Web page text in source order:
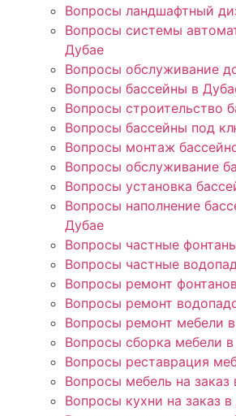
Вопросы ландшафтный
Вопросы системы
Дубае
Вопросы обслуживание
Вопросы бассейны в
Вопросы строительство
Вопросы бассейны под
Вопросы монтаж
Вопросы обслуживание
Вопросы установка
Вопросы наполнение
Дубае
Вопросы частные
Вопросы частные
Вопросы ремонт
Вопросы ремонт
Вопросы ремонт мебели
Вопросы сборка мебели
Вопросы реставрация
Вопросы мебель на заказ
Вопросы кухни на заказ